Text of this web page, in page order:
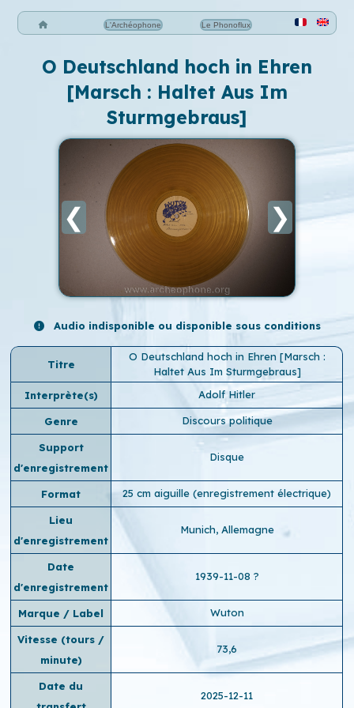
L'Archéophone Le Phonoflux
O Deutschland hoch in Ehren
[Marsch : Haltet Aus Im
Sturmgebraus]
❮ ❯
Audio indisponible ou disponible sous conditions
Titre
O Deutschland hoch in Ehren [Marsch :
Haltet Aus Im Sturmgebraus]
Interprète(s)
Adolf Hitler
Genre Discours politique
Support
d'enregistrement
Disque
Format 25 cm aiguille (enregistrement électrique)
Lieu
d'enregistrement
Munich, Allemagne
Date
d'enregistrement
1939-11-08 ?
Marque / Label Wuton
Vitesse (tours /
minute)
73,6
Date du
2025-12-11